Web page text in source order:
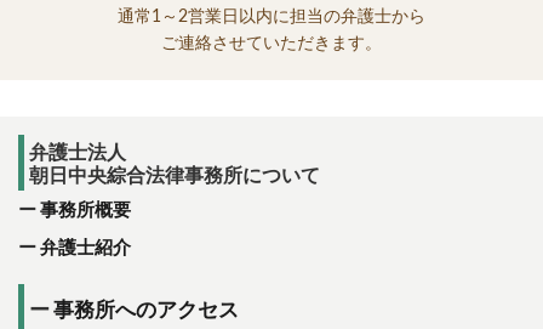
通常1～2営業日以内に担当の弁護士から
ご連絡させていただきます。
弁護士法人
朝日中央綜合法律事務所について
事務所概要
弁護士紹介
事務所へのアクセス